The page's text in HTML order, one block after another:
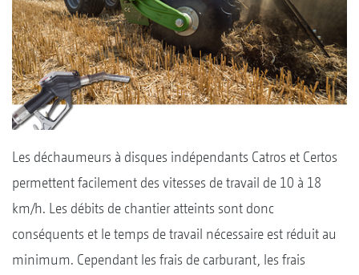
Les déchaumeurs à disques indépendants Catros et Certos
permettent facilement des vitesses de travail de 10 à 18
km/h. Les débits de chantier atteints sont donc
conséquents et le temps de travail nécessaire est réduit au
minimum. Cependant les frais de carburant, les frais